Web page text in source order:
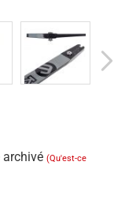
archivé (Qu'est-ce